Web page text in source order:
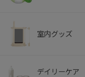
室内グッズ
デイリーケア